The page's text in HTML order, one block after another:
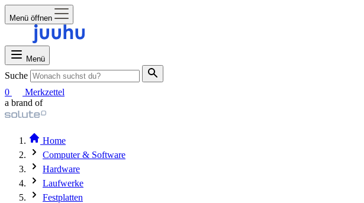
Menü öffnen
Menü
Suche
0
Merkzettel
a brand of
Home
Computer & Software
Hardware
Laufwerke
Festplatten